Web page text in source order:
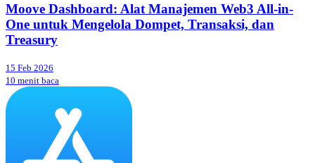
Moove Dashboard: Alat Manajemen Web3 All-in-
One untuk Mengelola Dompet, Transaksi, dan
Treasury
15 Feb 2026
10 menit baca